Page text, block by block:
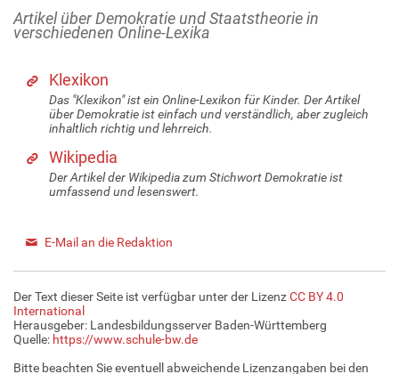
Artikel über Demokratie und Staatstheorie in
verschiedenen Online-Lexika
Klexikon
Das "Klexikon" ist ein Online-Lexikon für Kinder. Der Artikel
über Demokratie ist einfach und verständlich, aber zugleich
inhaltlich richtig und lehrreich.
Wikipedia
Der Artikel der Wikipedia zum Stichwort Demokratie ist
umfassend und lesenswert.
E-Mail an die Redaktion
Der Text dieser Seite ist verfügbar unter der LizenzCC BY 4.0
International
Herausgeber: Landesbildungsserver Baden-Württemberg
Quelle: https://www.schule-bw.de
Bitte beachten Sie eventuell abweichende Lizenzangaben bei den